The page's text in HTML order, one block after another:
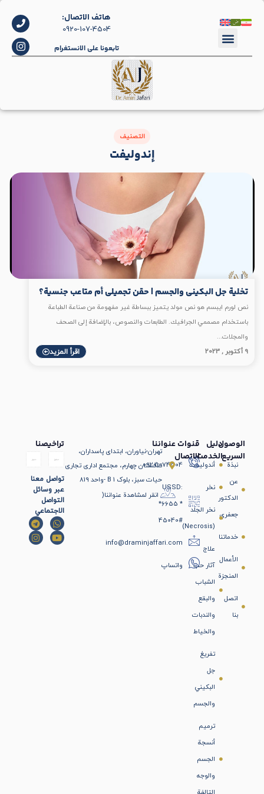
هاتف الاتصال:
0920-107-4504
تابعونا على الانستغرام
التصنيف
إندوليفت
تخلیة جل البكيني والجسم | حقن تجميلي أم متاعب جنسية؟
نص لورم ايبسم هو نص مولد يتميز ببساطة غير مفهومة من صناعة الطباعة
باستخدام مصممي الجرافيك. الطابعات والنصوص، بالإضافة إلى الصحف
والمجلات...
9 أكتوبر , 2023
اقرأ المزيد
الوصول
السريع
نبذة
عن
الدكتور
جعفري
خدماتنا
الأعمال
المنجزة
اتصل
بنا
دليل
الخدمت
أندوليفت
نخر
نخر الجلد
(Necrosis)
علاج
آثار حب
الشباب
والبقع
والندبات
والخياط
تفريغ
جل
البكيني
والجسم
ترميم
أنسجة
الجسم
والوجه
قنوات
الاتصال
09201074504
USSD:
*6655 *
45040#
info@draminjaffari.com
واتساپ
عنواننا
تهران-نیاوران، ابتدای پاسداران،
تنگستان چهارم، مجتمع اداری تجاری
حیات سبز، بلوک B 1 -واحد 819
انقر لمشاهدة عنواننا(
تراخيصنا
تواصل معنا
عبر وسائل
التواصل
الاجتماعي